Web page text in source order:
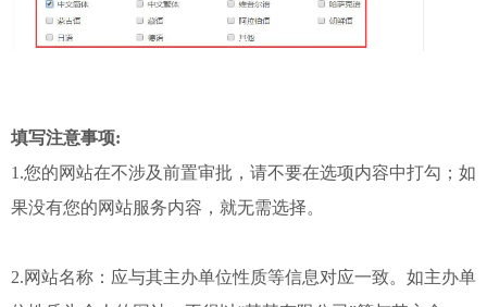
填写注意事项:
1.您的网站在不涉及前置审批，请不要在选项内容中打勾；如
果没有您的网站服务内容，就无需选择。
2.网站名称：应与其主办单位性质等信息对应一致。如主办单